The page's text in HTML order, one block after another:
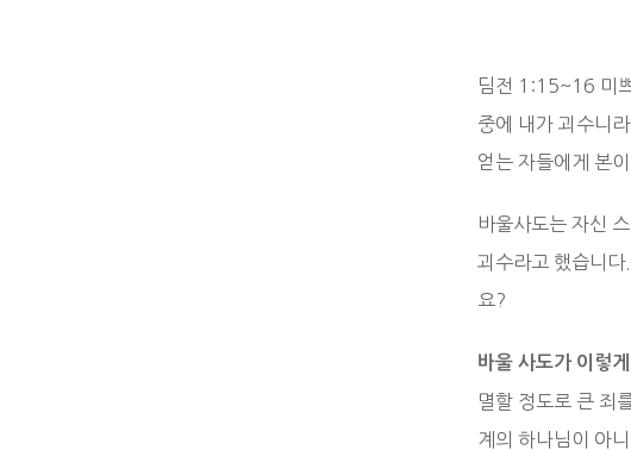
딤전 1:15~16 미
중에 내가 괴수니
얻는 자들에게 본
바울사도는 자신
괴수라고 했습니
요?
바울 사도가 이렇
멸할 정도로 큰 죄
계의 하나님이 아